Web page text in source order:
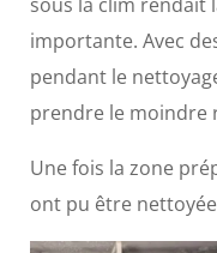
importante. Avec
pendant le
prendre le moindre
Une fois la zone
ont pu être